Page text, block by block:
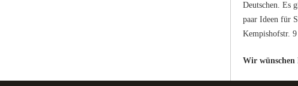
Deutschen. Es
paar Ideen für
Kempishofstr. 9
Wir wünschen